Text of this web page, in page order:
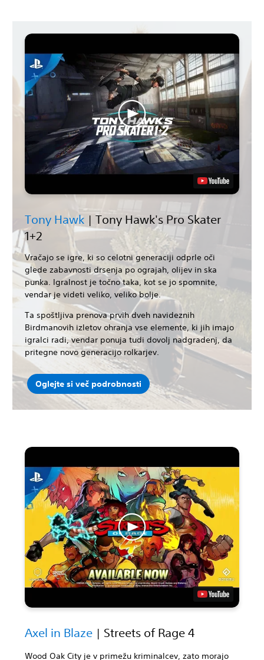
Tony Hawk | Tony Hawk's Pro Skater
1+2
Vračajo se igre, ki so celotni generaciji odprle oči
glede zabavnosti drsenja po ograjah, olijev in ska
punka. Igralnost je točno taka, kot se jo spomnite,
vendar je videti veliko, veliko bolje.
Ta spoštljiva prenova prvih dveh navideznih
Birdmanovih izletov ohranja vse elemente, ki jih imajo
igralci radi, vendar ponuja tudi dovolj nadgradenj, da
pritegne novo generacijo rolkarjev.
Oglejte si več podrobnosti
Axel in Blaze | Streets of Rage 4
Wood Oak City je v primežu kriminalcev, zato morajo